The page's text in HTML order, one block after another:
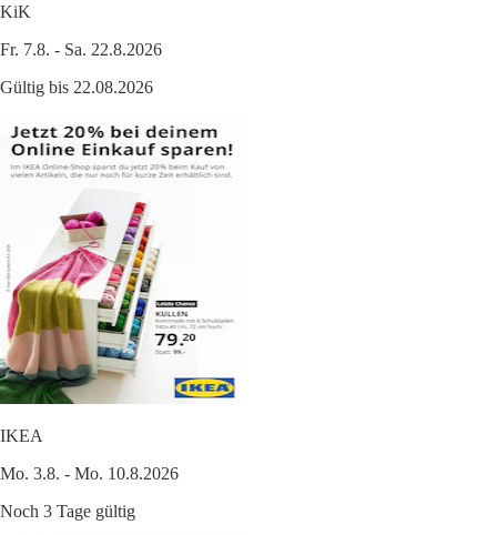
KiK
Fr. 7.8. - Sa. 22.8.2026
Gültig bis 22.08.2026
IKEA
Mo. 3.8. - Mo. 10.8.2026
Noch 3 Tage gültig